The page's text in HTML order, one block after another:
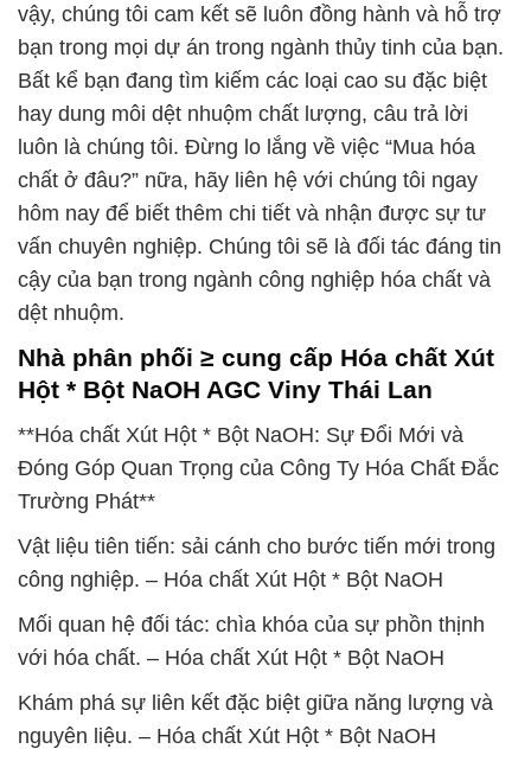
vậy, chúng tôi cam kết sẽ luôn đồng hành và hỗ trợ
bạn trong mọi dự án trong ngành thủy tinh của bạn.
Bất kể bạn đang tìm kiếm các loại cao su đặc biệt
hay dung môi dệt nhuộm chất lượng, câu trả lời
luôn là chúng tôi. Đừng lo lắng về việc “Mua hóa
chất ở đâu?” nữa, hãy liên hệ với chúng tôi ngay
hôm nay để biết thêm chi tiết và nhận được sự tư
vấn chuyên nghiệp. Chúng tôi sẽ là đối tác đáng tin
cậy của bạn trong ngành công nghiệp hóa chất và
dệt nhuộm.
Nhà phân phối ≥ cung cấp Hóa chất Xút
Hột * Bột NaOH AGC Viny Thái Lan
**Hóa chất Xút Hột * Bột NaOH: Sự Đổi Mới và
Đóng Góp Quan Trọng của Công Ty Hóa Chất Đắc
Trường Phát**
Vật liệu tiên tiến: sải cánh cho bước tiến mới trong
công nghiệp. – Hóa chất Xút Hột * Bột NaOH
Mối quan hệ đối tác: chìa khóa của sự phồn thịnh
với hóa chất. – Hóa chất Xút Hột * Bột NaOH
Khám phá sự liên kết đặc biệt giữa năng lượng và
nguyên liệu. – Hóa chất Xút Hột * Bột NaOH